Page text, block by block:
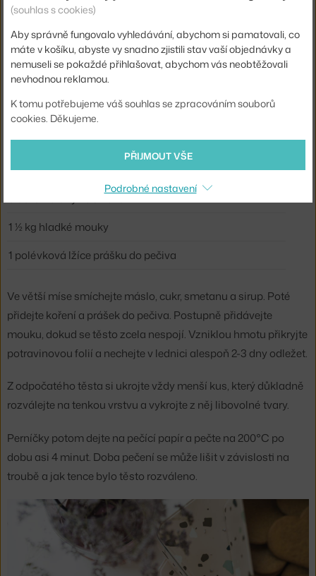
2 čajové lžičky sirupu - melasy
1 ½ polévkové lžíce mletého zázvoru
1 ½ polévkové lžíce skořice
1 polévková lžíce mletého hřebíčku
6 kousků kardamomu (použít jen černá semínka, drcená)
350 g másla
3 dcl smetany ke šklehání
1 ½ kg hladké mouky
1 polévková lžíce prášku do pečiva
Ve větší míse smíchejte máslo, cukr, smetanu a sirup. Poté
přidejte koření a prášek do pečiva. Postupně přidávejte
mouku, dokud se těsto zcela nespojí. Vzniklou hmotu přikryjte
potravinovou folií a nechejte v lednici alespoň 2-3 dny odležet.
Z odpočatého těsta si ukrojte vždy menší kus, který důkladně
rozválejte na tenkou vrstvu a vykrojte z něj libovolné tvary.
Perníčky potom dejte na pečící papír a pečte na 200°C po
dobu asi 4 minut. Doba pečení se může lišit v závislosti na
troubě a jak tence bylo těsto rozváleno.
(souhlas s cookies)
Aby správně fungovalo vyhledávání, abychom si pamatovali, co
máte v košíku, abyste vy snadno zjistili stav vaší objednávky a
nemuseli se pokaždé přihlašovat, abychom vás neobtěžovali
nevhodnou reklamou.
K tomu potřebujeme váš souhlas se zpracováním souborů
cookies. Děkujeme.
PŘIJMOUT VŠE
Podrobné nastavení